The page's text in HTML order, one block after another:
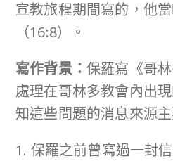
宣教旅程期間寫的，他
（16:8）。
寫作背景： 保羅寫《哥
處理在哥林多教會內出
知這些問題的消息來源主
1. 保羅之前曾寫過一封